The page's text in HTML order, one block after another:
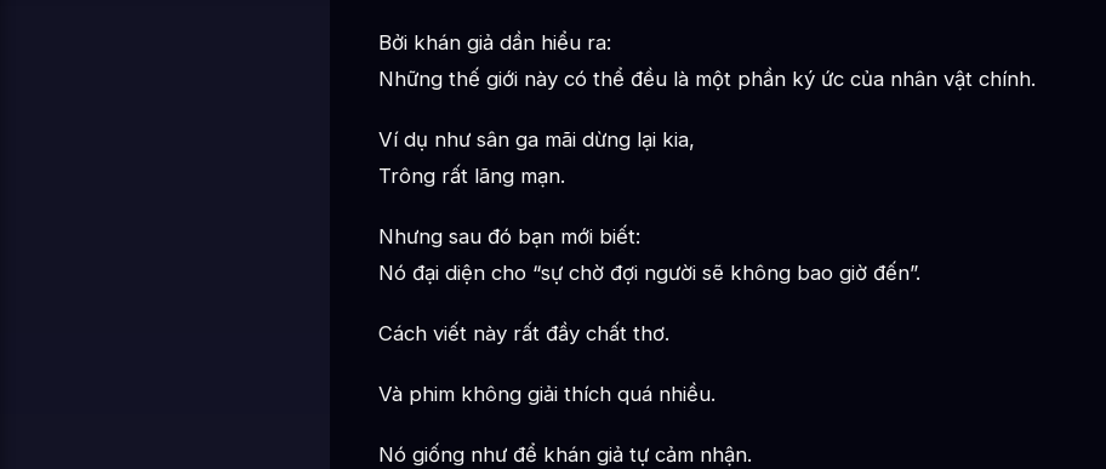
Bởi khán giả dần hiểu ra:
Những thế giới này có thể đều là một phần ký ức của nhân vật chính.
Ví dụ như sân ga mãi dừng lại kia,
Trông rất lãng mạn.
Nhưng sau đó bạn mới biết:
Nó đại diện cho “sự chờ đợi người sẽ không bao giờ đến”.
Cách viết này rất đầy chất thơ.
Và phim không giải thích quá nhiều.
Nó giống như để khán giả tự cảm nhận.